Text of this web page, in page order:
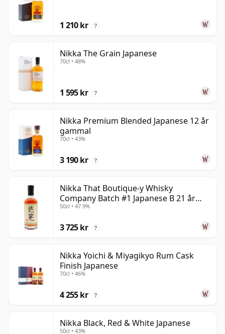
1 210 kr ?
Nikka The Grain Japanese
70cl • 48%
1 595 kr ?
Nikka Premium Blended Japanese 12 år
gammal
70cl • 43%
3 190 kr ?
Nikka That Boutique-y Whisky
Company Batch #1 Japanese B 21 år
gammal
50cl • 47.9%
3 725 kr ?
Nikka Yoichi & Miyagikyo Rum Cask
Finish Japanese
70cl • 46%
4 255 kr ?
Nikka Black, Red & White Japanese
50cl • 43%